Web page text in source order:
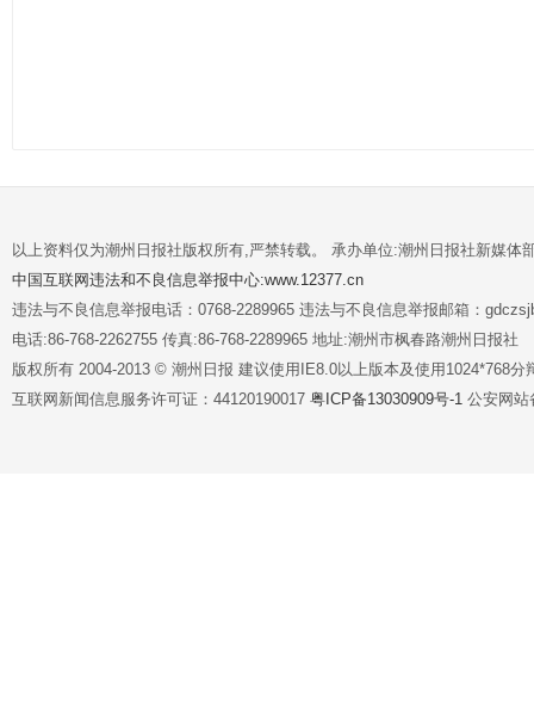
以上资料仅为潮州日报社版权所有,严禁转载。 承办单位:潮州日报社新媒体
中国互联网违法和不良信息举报中心:www.12377.cn
违法与不良信息举报电话：0768-2289965 违法与不良信息举报邮箱：
电话:86-768-2262755 传真:86-768-2289965 地址:潮州市枫春路潮州日报社
版权所有 2004-2013 © 潮州日报 建议使用IE8.0以上版本及使用1024*768分
互联网新闻信息服务许可证：44120190017 粤ICP备13030909号-1 公安网站